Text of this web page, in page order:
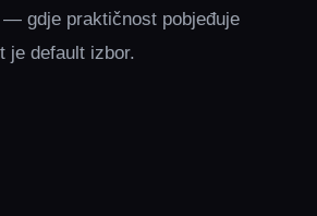
gdje praktičnost pobjeđuje
default izbor.